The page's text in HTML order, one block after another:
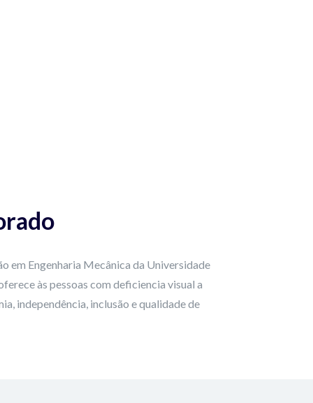
em Engenharia Mecânica da Universidade
às pessoas com deficiencia visual a
independência, inclusão e qualidade de